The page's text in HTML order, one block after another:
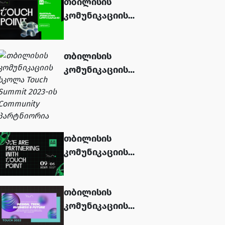
ფესტივალზე...
კომუნიკაციის
პარტნიორია...
თბილისის
კომუნიკაციის
თბილისის
კომუნიკაციის
Community
პარტნიორია...
თბილისის
კომუნიკაციის